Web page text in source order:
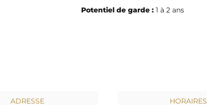
Potentiel de garde : 1 à 2 ans
ADRESSE HORAIRES